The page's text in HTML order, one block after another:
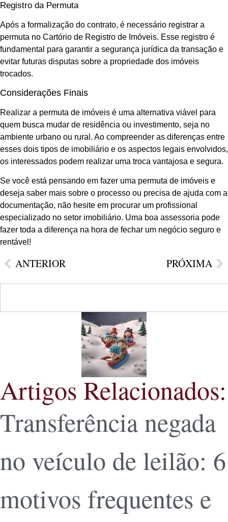
Registro da Permuta
Após a formalização do contrato, é necessário registrar a
permuta no Cartório de Registro de Imóveis. Esse registro é
fundamental para garantir a segurança jurídica da transação e
evitar futuras disputas sobre a propriedade dos imóveis
trocados.
Considerações Finais
Realizar a permuta de imóveis é uma alternativa viável para
quem busca mudar de residência ou investimento, seja no
ambiente urbano ou rural. Ao compreender as diferenças entre
esses dois tipos de imobiliário e os aspectos legais envolvidos,
os interessados podem realizar uma troca vantajosa e segura.
Se você está pensando em fazer uma permuta de imóveis e
deseja saber mais sobre o processo ou precisa de ajuda com a
documentação, não hesite em procurar um profissional
especializado no setor imobiliário. Uma boa assessoria pode
fazer toda a diferença na hora de fechar um negócio seguro e
rentável!
ANTERIOR PRÓXIMA
Artigos Relacionados:
Transferência negada
no veículo de leilão: 6
motivos frequentes e